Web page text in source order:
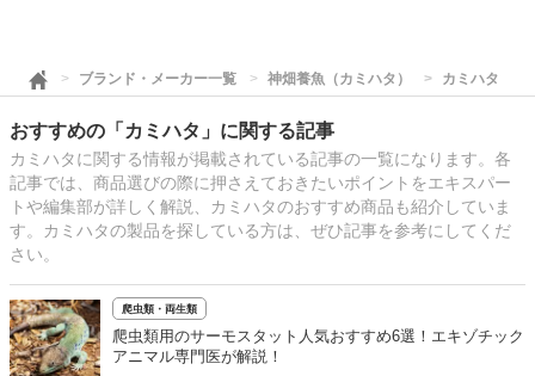
ブランド・メーカー一覧 神畑養魚（カミハタ） カミハタ
おすすめの「カミハタ」に関する記事
カミハタに関する情報が掲載されている記事の一覧になります。各
記事では、商品選びの際に押さえておきたいポイントをエキスパー
トや編集部が詳しく解説、カミハタのおすすめ商品も紹介していま
す。カミハタの製品を探している方は、ぜひ記事を参考にしてくだ
さい。
爬虫類・両生類
爬虫類用のサーモスタット人気おすすめ6選！エキゾチック
アニマル専門医が解説！